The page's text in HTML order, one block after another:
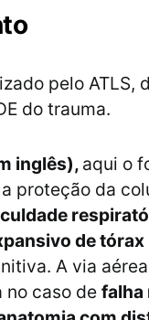
pelo ATLS,
do trauma.
inglês), aqui o
proteção da
de tórax
A via
no caso de falha